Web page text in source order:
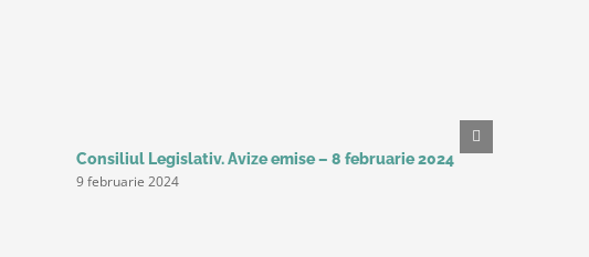
Consiliul Legislativ. Avize emise – 8 februarie 2024
9 februarie 2024